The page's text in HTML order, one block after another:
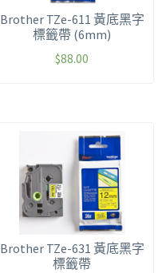
Brother TZe-611 黃底黑字
標籤帶 (6mm)
$88.00
Brother TZe-631 黃底黑字
標籤帶